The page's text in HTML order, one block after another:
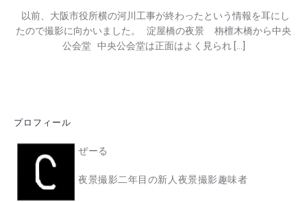
以前、大阪市役所横の河川工事が終わったという情報を耳にし
たので撮影に向かいました。 淀屋橋の夜景 栴檀木橋から中央
公会堂 中央公会堂は正面はよく見られ […]
プロフィール
ぜーる
夜景撮影二年目の新人夜景撮影趣味者